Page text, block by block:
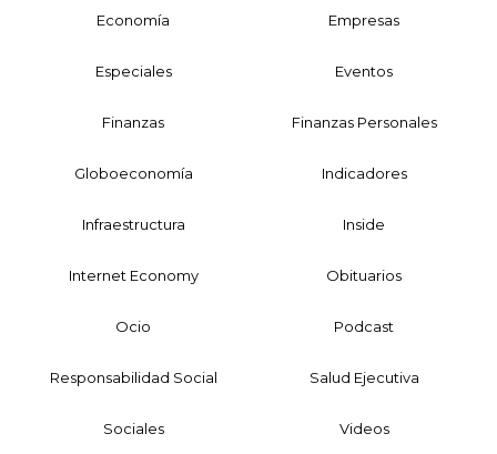
Economía Empresas
Especiales Eventos
Finanzas Finanzas Personales
Globoeconomía Indicadores
Infraestructura Inside
Internet Economy Obituarios
Ocio Podcast
Responsabilidad Social Salud Ejecutiva
Sociales Videos